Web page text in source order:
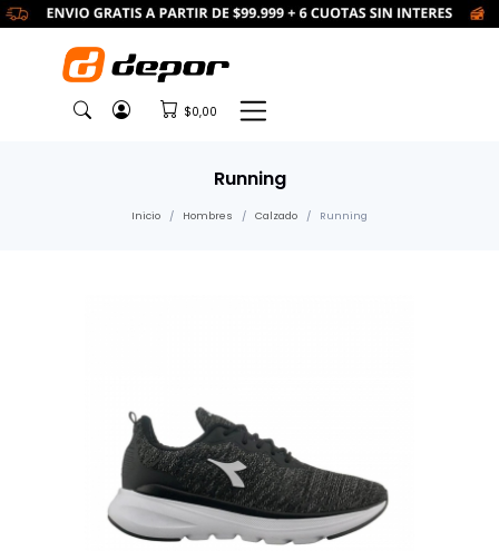
$0,00
Running
Inicio Hombres Calzado Running